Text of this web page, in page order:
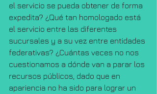
el servicio se pueda obtener de forma
expedita? ¿Qué tan homologado está
el servicio entre las diferentes
sucursales y a su vez entre entidades
federativas? ¿Cuántas veces no nos
cuestionamos a dónde van a parar los
recursos públicos, dado que en
apariencia no ha sido para lograr un